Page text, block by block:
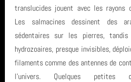
total (111)
translucides jouent avec les rayons
Les salmacines dessinent des
sédentaires sur les pierres,
hydrozoaires, presque invisibles,
filaments comme des antennes de
l’univers. Quelques petites